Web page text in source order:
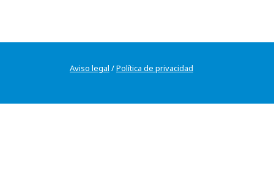
Aviso legal /Política de privacidad